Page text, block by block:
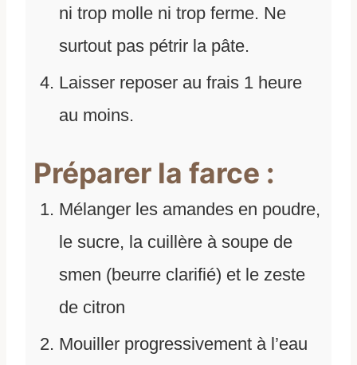
ni trop molle ni trop ferme. Ne
surtout pas pétrir la pâte.
Laisser reposer au frais 1 heure
au moins.
Préparer la farce :
Mélanger les amandes en poudre,
le sucre, la cuillère à soupe de
smen (beurre clarifié) et le zeste
de citron
Mouiller progressivement à l’eau